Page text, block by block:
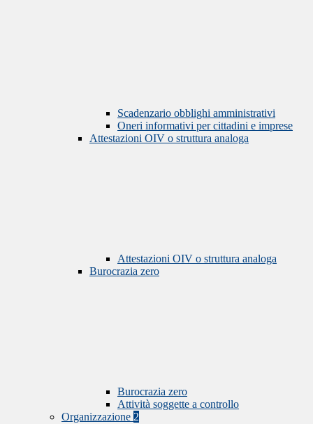
Scadenzario obblighi amministrativi
Oneri informativi per cittadini e imprese
Attestazioni OIV o struttura analoga
Attestazioni OIV o struttura analoga
Burocrazia zero
Burocrazia zero
Attività soggette a controllo
Organizzazione 2